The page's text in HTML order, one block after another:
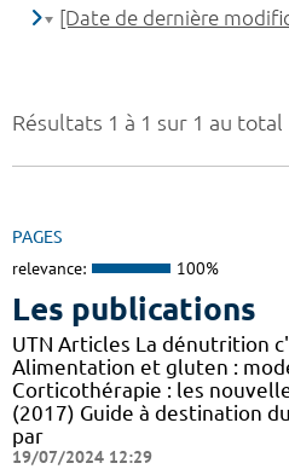
Résultats 1 à 1 sur 1 au total
PAGES
relevance: 100%
Les publications
UTN Articles La dénutrition
Alimentation et gluten :
Corticothérapie : les
(2017) Guide à destination
par
19/07/2024 12:29
[Date de dernière